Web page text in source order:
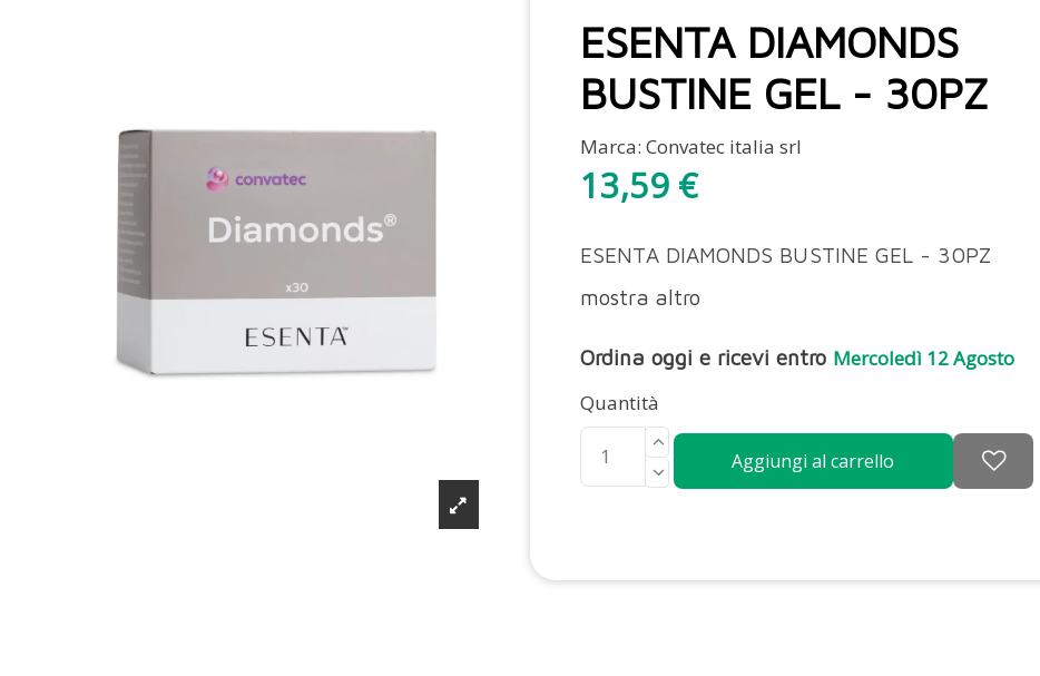
ESENTA DIAMONDS
BUSTINE GEL - 30PZ
Marca: Convatec italia srl
13,59 €
ESENTA DIAMONDS BUSTINE GEL - 30PZ
mostra altro
Ordina oggi e ricevi entro Mercoledì 12 Agosto
Quantità
Aggiungi al carrello